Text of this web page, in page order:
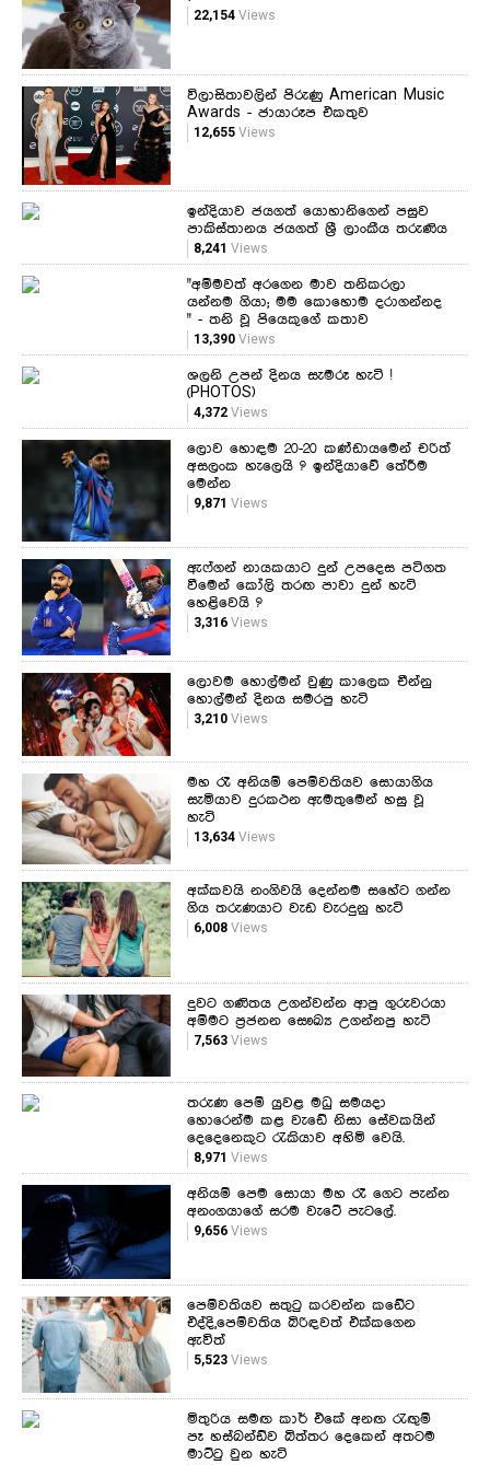
22,154Views
විලාසිතාවලින් පිරුණු American Music
Awards - ජායාරූප එකතුව
12,655Views
ඉන්දියාව ජයගත් යොහානිගෙන් පසුව
පාකිස්තානය ජයගත් ශ්‍රී ලාංකීය තරුණිය
8,241 Views
"අම්මවත් අරගෙන මාව තනිකරලා
යන්නම ගියා; මම කොහොම දරාගන්නද
" - තනි වූ පියෙකුගේ කතාව
13,390Views
ශලනි උපන් දිනය සැමරූ හැටි !
(PHOTOS)
4,372Views
ලොව හොඳම 20-20 කණ්ඩායමෙන් චරිත්
අසලංක හැලෙයි ? ඉන්දියාවේ තේරීම
මෙන්න
9,871 Views
ඇෆ්ගන් නායකයාට දුන් උපදෙස පටිගත
වීමෙන් කෝලි තරඟ පාවා දුන් හැටි
හෙළිවෙයි ?
3,316Views
ලොවම හොල්මන් වුණු කාලෙක චීන්නු
හොල්මන් දිනය සමරපු හැටි
3,210Views
මහ රෑ අනියම් පෙම්වතියව සොයාගිය
සැමියාව දුරකථන ඇමතුමෙන් හසු වූ
හැටි
13,634Views
අක්කවයි නංගිවයි දෙන්නම සහේට ගන්න
ගිය තරුණයාට වැඩ වැරදුනු හැටි
6,008Views
දුවට ගණිතය උගන්වන්න ආපු ගුරුවරයා
අම්මට ප්‍රජනන සෞඛ්‍ය උගන්නපු හැටි
7,563Views
තරුණ පෙම් යුවළ මධු සමයදා
හොරෙන්ම කළ වැඩේ නිසා සේවකයින්
දෙදෙනෙකුට රැකියාව අහිමි වෙයි.
8,971 Views
අනියම් පෙම සොයා මහ රෑ ගෙට පැන්න
අනංගයාගේ සරම වැටේ පැටලේ.
9,656Views
පෙම්වතියව සතුටු කරවන්න කඩේට
එද්දි,පෙම්වතිය බිරිඳවත් එක්කගෙන
ඇවිත්
5,523Views
මිතුරිය සමඟ කාර් එකේ අනඟ රැඟුම්
පෑ හස්බන්ඩ්ව බිත්තර දෙකෙන් අතටම
මාට්ටු වුන හැටි